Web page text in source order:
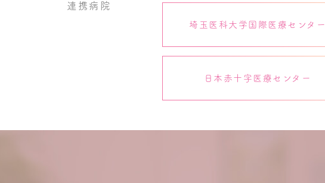
連携病院
埼玉医科大学国際医療センター
日本赤十字医療センター